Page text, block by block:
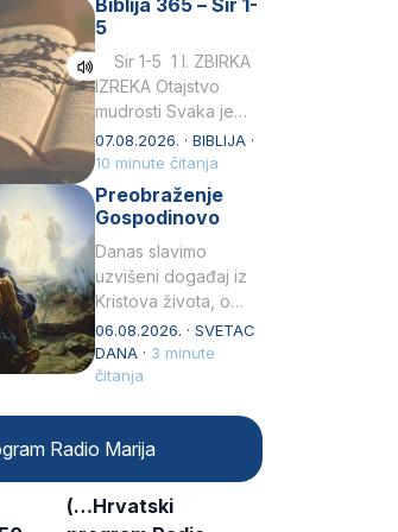
rođenjem Grk.
Obnovio je odnose s
afričkim…
Biblija 365 – Sir 1-
5
Sir 1-5 1 I. ZBIRKA
IZREKA Otajstvo
mudrosti Svaka je
mudrost od Gospoda
i s njime je dovijeka.2
Tko će…
07.08.2026. · BIBLIJA ·
10 minute čitanja
Preobraženje
Gospodinovo
Danas slavimo
uzvišeni događaj iz
Kristova života, o
kojem nas izvješćuju
evanđelisti Matej,
Marko i Luka te sveti
06.08.2026. · SVETAC
DANA · 3 minute
čitanja
Radio Marija
(…Hrvatski